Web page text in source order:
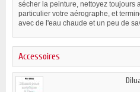
sécher la peinture, nettoyez toujours
particulier votre aérographe, et
avec de l'eau chaude et un peu de
Accessoires